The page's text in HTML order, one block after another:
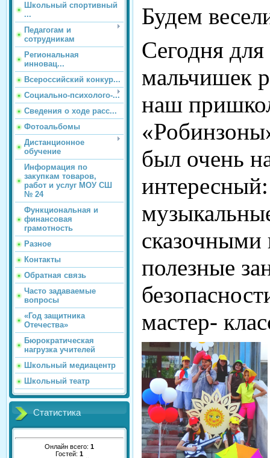
Школьный спортивный
...
Педагогам и
сотрудникам
Региональная
инновац...
Всероссийский конкур...
Социально-психолого-...
Сведения о ходе расс...
Фотоальбомы
Дистанционное
обучение
Информация по
закупкам товаров,
работ и услуг МОУ СШ
№ 24
Функциональная и
финансовая
грамотность
Разное
Контакты
Обратная связь
Часто задаваемые
вопросы
«Год защитника
Отечества»
Бюрократическая
нагрузка учителей
Школьный медиацентр
Школьный театр
Статистика
Онлайн всего: 1
Гостей: 1
Будем
Сегодня
мальчишек
наш
был очень
полезные
мастер-